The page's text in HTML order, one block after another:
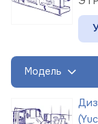
Модель